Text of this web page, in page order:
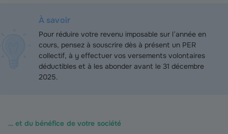
À savoir
Pour réduire votre revenu imposable sur l’année en
cours, pensez à souscrire dès à présent un PER
collectif, à y effectuer vos versements volontaires
déductibles et à les abonder avant le 31 décembre
2025.
… et du bénéfice de votre société